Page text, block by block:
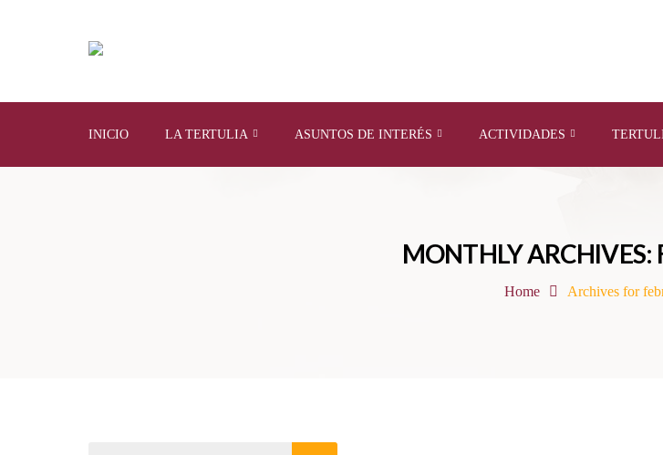
INICIO LA TERTULIA ASUNTOS DE INTERÉS ACTIVIDADES
MONTHLY ARCHIVES:
Home Archives for